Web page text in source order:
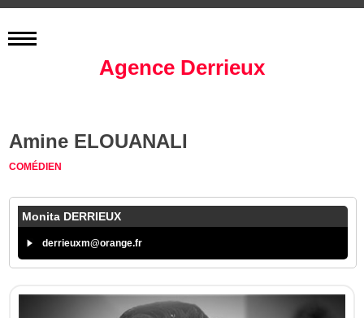
Agence Derrieux
Amine ELOUANALI
COMÉDIEN
Monita DERRIEUX
derrieuxm@orange.fr